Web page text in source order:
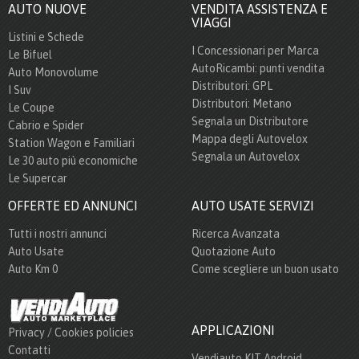
AUTO NUOVE
Listini e Schede
Le Bifuel
Auto Monovolume
I Suv
Le Coupe
Cabrio e Spider
Station Wagon e Familiari
Le 30 auto più economiche
Le Supercar
VENDITA ASSISTENZA E
VIAGGI
I Concessionari per Marca
AutoRicambi: punti vendita
Distributori: GPL
Distributori: Metano
Segnala un Distributore
Mappa degli Autovelox
Segnala un Autovelox
OFFERTE ED ANNUNCI
Tutti i nostri annunci
Auto Usate
Auto Km 0
AUTO USATE SERVIZI
Ricerca Avanzata
Quotazione Auto
Come scegliere un buon usato
Privacy / Cookies policies
Contatti
APPLICAZIONI